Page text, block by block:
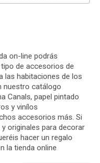
on-line podrás
de accesorios de
las habitaciones de los
nuestro catálogo
Canals, papel pintado
y vinílos
accesorios más. Si
originales para decorar
hacer un regalo
la tienda online